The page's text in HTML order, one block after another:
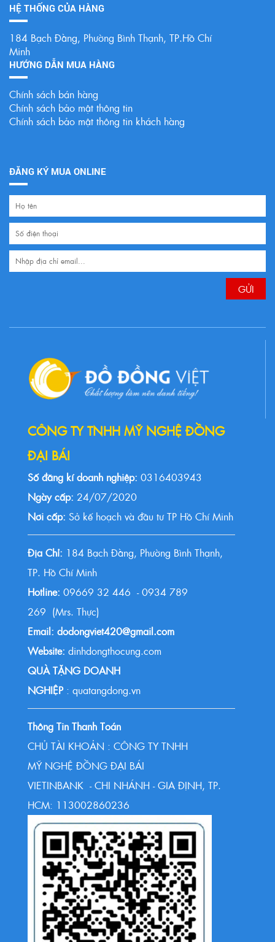
HỆ THỐNG CỦA HÀNG
184 Bạch Đằng, Phường Bình Thạnh, TP.Hồ Chí
Minh
HƯỚNG DẪN MUA HÀNG
Chính sách bán hàng
Chính sách bảo mật thông tin
Chính sách bảo mật thông tin khách hàng
ĐĂNG KÝ MUA ONLINE
CÔNG TY TNHH MỸ NGHỆ ĐỒNG
ĐẠI BÁI
Số đăng kí doanh nghiệp: 0316403943
Ngày cấp: 24/07/2020
Nơi cấp: Sở kế hoạch và đầu tư TP Hồ Chí Minh
Địa Chỉ: 184 Bạch Đằng, Phường Bình Thạnh,
TP. Hồ Chí Minh
Hotline: 09669 32 446 - 0934 789
269 (Mrs. Thực)
Email: dodongviet420@gmail.com
Website: dinhdongthocung.com
QUÀ TẶNG DOANH
NGHIỆP : quatangdong.vn
Thông Tin Thanh Toán
CHỦ TÀI KHOẢN : CÔNG TY TNHH
MỸ NGHỆ ĐỒNG ĐẠI BÁI
VIETINBANK - CHI NHÁNH - GIA ĐỊNH, TP.
HCM: 113002860236